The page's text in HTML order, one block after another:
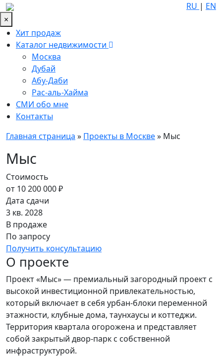
RU | EN
×
Хит продаж
Каталог недвижимости
Москва
Дубай
Абу-Даби
Рас-аль-Хайма
СМИ обо мне
Контакты
Главная страница » Проекты в Москве» Мыс
Мыс
Стоимость
от 10 200 000 ₽
Дата сдачи
3 кв. 2028
В продаже
По запросу
Получить консультацию
О проекте
Проект «Мыс» — премиальный загородный проект с
высокой инвестиционной привлекательностью,
который включает в себя урбан-блоки переменной
этажности, клубные дома, таунхаусы и коттеджи.
Территория квартала огорожена и представляет
собой закрытый двор-парк с собственной
инфраструктурой.